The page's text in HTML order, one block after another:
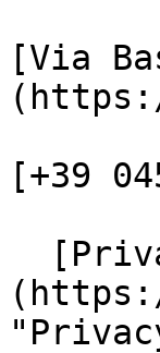
[Via
[+39